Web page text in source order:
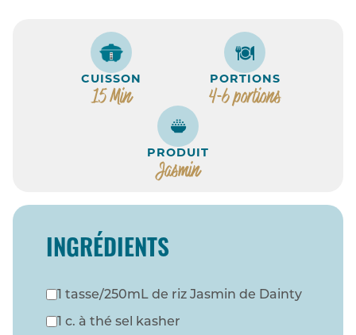
CUISSON
15 Min
PORTIONS
4-6 portions
PRODUIT
Jasmin
INGRÉDIENTS
1 tasse/250mL de riz Jasmin de Dainty
1 c. à thé sel kasher